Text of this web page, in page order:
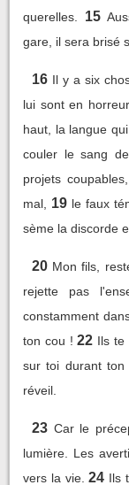
querelles.
15
gare, il sera brisé
16 Il y a six
lui sont en
haut, la langue
couler le sang
projets
mal,
19 le faux
sème la discorde
20 Mon fils,
rejette pas
constamment
ton cou ! 22 Ils te
sur toi durant ton
réveil.
23 Car le
lumière. Les
vers la vie. 24 Ils